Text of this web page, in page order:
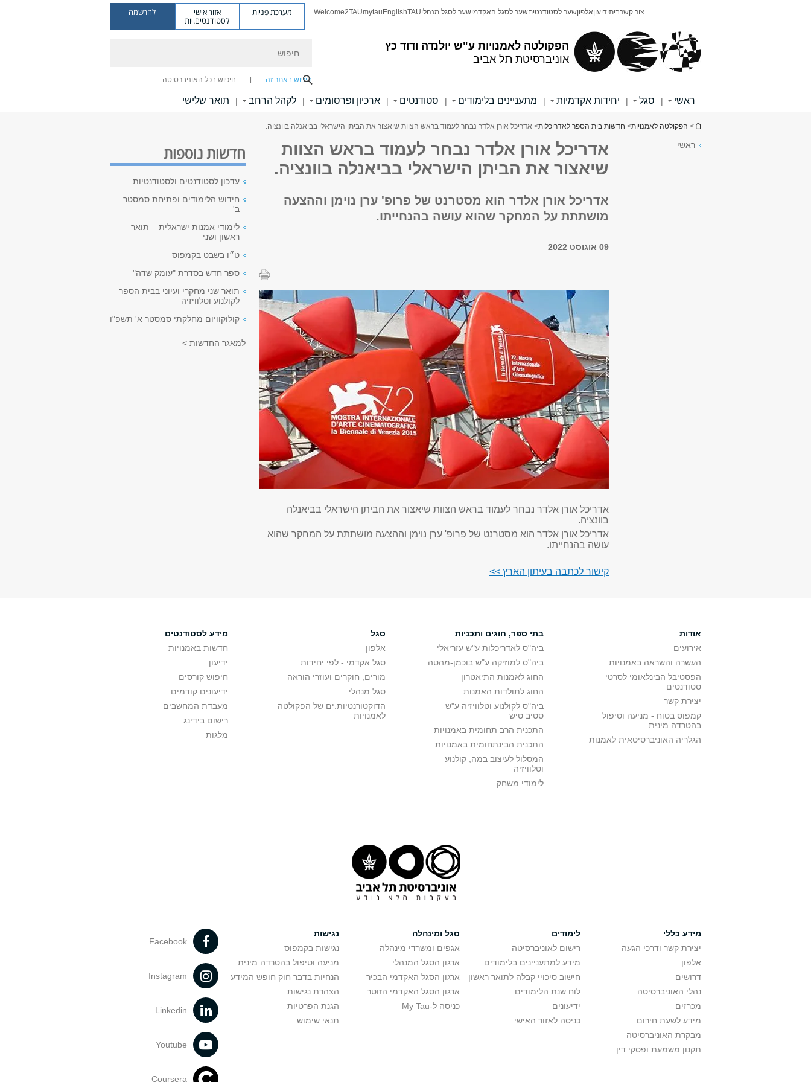
הפקולטה לאמנויות ע"ש יולנדה ודוד כץ
אוניברסיטת תל אביב
צור קשרביתידיעוןאלפוןשער לסטודנטיםשער לסגל האקדמישער לסגל מנהליTAU
English
mytau
Welcome2TAU מערכת פניות אזור אישי
לסטודנטים.יות
להרשמה
חיפוש באתר זה חיפוש בכל האוניברסיטה
ראשי | סגל | יחידות אקדמיות | מתעניינים בלימודים | סטודנטים | ארכיון ופרסומים | לקהל הרחב | תואר שלישי
הינך נמצא כאן
> הפקולטה לאמנויות> חדשות בית הספר לאדריכלות> אדריכל אורן אלדר נבחר לעמוד בראש הצוות שיאצור את הביתן הישראלי בביאנלה בוונציה.
ראשי
אדריכל אורן אלדר נבחר לעמוד בראש הצוות
שיאצור את הביתן הישראלי בביאנלה בוונציה.
אדריכל אורן אלדר הוא מסטרנט של פרופ' ערן נוימן וההצעה
מושתתת על המחקר שהוא עושה בהנחייתו.
09 אוגוסט 2022
אדריכל אורן אלדר נבחר לעמוד בראש הצוות שיאצור את הביתן הישראלי בביאנלה
בוונציה.
אדריכל אורן אלדר הוא מסטרנט של פרופ' ערן נוימן וההצעה מושתתת על המחקר שהוא
עושה בהנחייתו.
קישור לכתבה בעיתון הארץ >>
חדשות נוספות
עדכון לסטודנטים ולסטודנטיות
חידוש הלימודים ופתיחת סמסטר
ב'
לימודי אמנות ישראלית – תואר
ראשון ושני
ט״ו בשבט בקמפוס
ספר חדש בסדרת "עומק שדה"
תואר שני מחקרי ועיוני בבית הספר
לקולנוע וטלוויזיה
קולוקוויום מחלקתי סמסטר א' תשפ"ו
למאגר החדשות >
אודות
אירועים
העשרה והשראה באמנויות
הפסטיבל הבינלאומי לסרטי
סטודנטים
יצירת קשר
קמפוס בטוח - מניעה וטיפול
בהטרדה מינית
הגלריה האוניברסיטאית לאמנות
בתי ספר, חוגים ותכניות
ביה"ס לאדריכלות ע"ש עזריאלי
ביה"ס למוזיקה ע"ש בוכמן-מהטה
החוג לאמנות התיאטרון
החוג לתולדות האמנות
ביה"ס לקולנוע וטלוויזיה ע"ש
סטיב טיש
התכנית הרב תחומית באמנויות
התכנית הבינתחומית באמנויות
המסלול לעיצוב במה, קולנוע
וטלוויזיה
לימודי משחק
סגל
אלפון
סגל אקדמי - לפי יחידות
מורים, חוקרים ועוזרי הוראה
סגל מנהלי
הדוקטורנטיות.ים של הפקולטה
לאמנויות
מידע לסטודנטים
חדשות באמנויות
ידיעון
חיפוש קורסים
ידיעונים קודמים
מעבדת המחשבים
רישום בידינג
מלגות
מידע כללי
יצירת קשר ודרכי הגעה
אלפון
דרושים
נהלי האוניברסיטה
מכרזים
מידע לשעת חירום
מבקרת האוניברסיטה
תקנון משמעת ופסקי דין
לימודים
רישום לאוניברסיטה
מידע למתעניינים בלימודים
חישוב סיכויי קבלה לתואר ראשון
לוח שנת הלימודים
ידיעונים
כניסה לאזור האישי
סגל ומינהלה
אגפים ומשרדי מינהלה
ארגון הסגל המנהלי
ארגון הסגל האקדמי הבכיר
ארגון הסגל האקדמי הזוטר
כניסה ל-My Tau
נגישות
נגישות בקמפוס
מניעה וטיפול בהטרדה מינית
הנחיות בדבר חוק חופש המידע
הצהרת נגישות
הגנת הפרטיות
תנאי שימוש
Facebook
Instagram
Linkedin
Youtube
Coursera